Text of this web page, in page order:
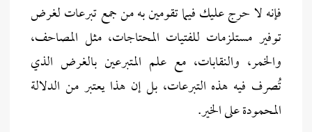
فإنه لا حرج عليك فيما تقومين به من جمع تبرعات لغرض
توفير مستلزمات للفتيات المحتاجات، مثل المصاحف،
والخمر، والنقابات، مع علم المتبرعين بالغرض الذي
تُصرف فيه هذه التبرعات، بل إن هذا يعتبر من الدلالة
المحمودة على الخير.